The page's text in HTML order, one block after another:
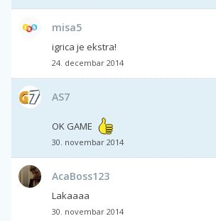
misa5
igrica je ekstra!
24. decembar 2014
AS7
OK GAME
30. novembar 2014
AcaBoss123
Lakaaaa
30. novembar 2014